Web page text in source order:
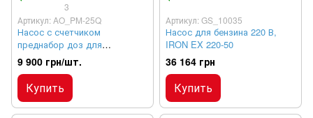
3
Артикул: AO_PM-25Q
Насос с счетчиком
преднабор доз для
перекачки дизельного
топлива 220В, 60л\мин
9 900 грн/шт.
Купить
Артикул: GS_10035
Насос для бензина 220 В,
IRON EX 220-50
36 164 грн
Купить